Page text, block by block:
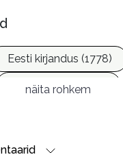
Eesti kirjandus (1778)
Ilukirjandus (4259)
näita rohkem